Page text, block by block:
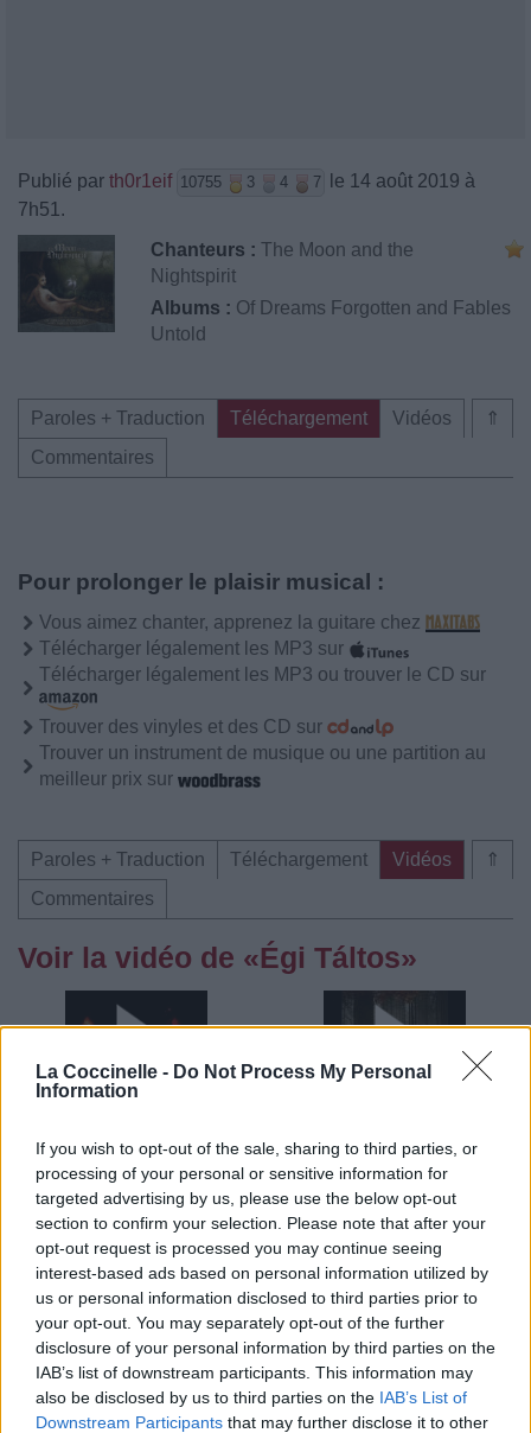
La Coccinelle - Do Not Process My Personal
Information
If you wish to opt-out of the sale, sharing to third parties, or
processing of your personal or sensitive information for
targeted advertising by us, please use the below opt-out
section to confirm your selection. Please note that after your
opt-out request is processed you may continue seeing
interest-based ads based on personal information utilized by
us or personal information disclosed to third parties prior to
your opt-out. You may separately opt-out of the further
disclosure of your personal information by third parties on the
IAB’s list of downstream participants. This information may
also be disclosed by us to third parties on the IAB’s List of
Downstream Participants that may further disclose it to other
Publié par th0r1eif 10755 3 4 7
le 14 août 2019 à
7h51.
Chanteurs : The Moon and the
Nightspirit
Albums : Of Dreams Forgotten and Fables
Untold
⇑
Paroles + Traduction Téléchargement
Vidéos
Commentaires
Pour prolonger le plaisir musical :
Vous aimez chanter, apprenez la guitare chez
Télécharger légalement les MP3 sur
Télécharger légalement les MP3 ou trouver le CD sur
Trouver des vinyles et des CD sur
Trouver un instrument de musique ou une partition au
meilleur prix sur
⇑
Paroles + Traduction Téléchargement
Vidéos
Commentaires
Voir la vidéo de «Égi Táltos»
Concert/Live
Paroles + Traduction Téléchargement
Vidéos
Commentaires
Dire «merci» pour cette traduction Corriger une erreur